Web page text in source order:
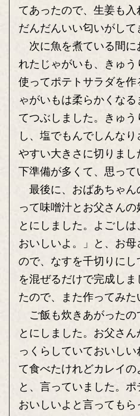
てあったので、生姜も入
だんだんいい匂いがして
次に魚を煮ている間に
れたじゃがいも、きゅ
使ってポテトサラダを
ゃがいもは柔らかくな
てつぶしました。きゅ
し、塩でもんでしんな
やすい大きさに切りま
下準備が多くて、思って
最後に、おばあちゃん
って味噌汁とお父さん
とにしました。よごし
おいしいよ。」と、お
ので、なすを千切りに
を混ぜるだけで完成し
たので、また作ってみた
ご飯も炊きあがったの
とにしました。お父さ
っくらしていておいし
て食べたけれどカレイの
と、言っていました。
おいしいよと言っても